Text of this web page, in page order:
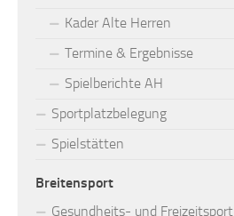
Kader Alte Herren
Termine & Ergebnisse
Spielberichte AH
Sportplatzbelegung
Spielstätten
Breitensport
Gesundheits- und Freizeitsport